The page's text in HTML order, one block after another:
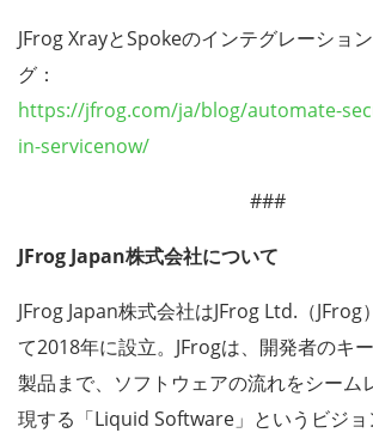
JFrog XrayとSpokeのインテグレーショ
グ：
https://jfrog.com/ja/blog/automate-
in-servicenow/
###
JFrog Japan株式会社について
JFrog Japan株式会社はJFrog Ltd.（JFrog
て2018年に設立。JFrogは、開発者のキ
製品まで、ソフトウェアの流れをシーム
現する「Liquid Software」というビジョ